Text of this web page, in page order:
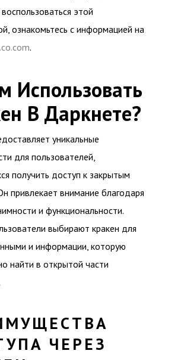
этой
ознакомьтесь с информацией на
.
Использовать
В Даркнете?
уникальные
для пользователей,
получить доступ к закрытым
привлекает внимание благодаря
и функциональности.
выбирают кракен для
и информации, которую
найти в открытой части
ЧЕРЕЗ